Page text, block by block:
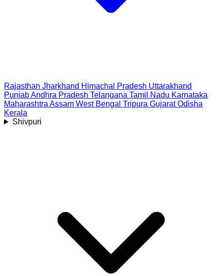
Rajasthan Jharkhand Himachal Pradesh Uttarakhand
PunjabAndhra Pradesh Telangana Tamil Nadu Karnataka
Maharashtra Assam West Bengal Tripura Gujarat Odisha
Kerala
Shivpuri